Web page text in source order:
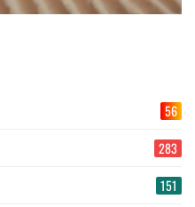
56
283
151